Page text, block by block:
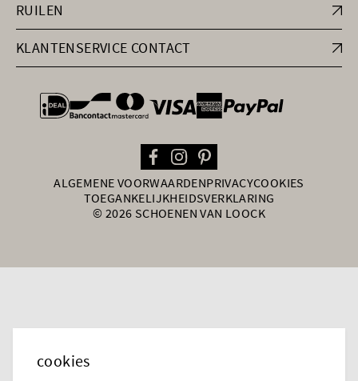
RUILEN
KLANTENSERVICE CONTACT
general.paymentOptions
ALGEMENE VOORWAARDENPRIVACYCOOKIES
TOEGANKELIJKHEIDSVERKLARING
© 2026 SCHOENEN VAN LOOCK
cookies